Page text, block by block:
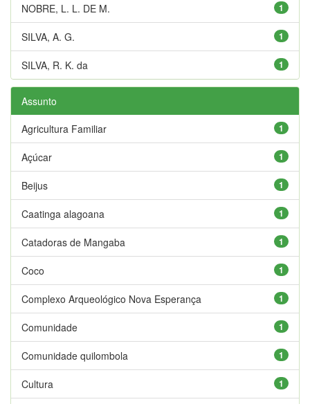
1
NOBRE, L. L. DE M.
1
SILVA, A. G.
1
SILVA, R. K. da
Assunto
1
Agricultura Familiar
1
Açúcar
1
Beijus
1
Caatinga alagoana
1
Catadoras de Mangaba
1
Coco
1
Complexo Arqueológico Nova Esperança
1
Comunidade
1
Comunidade quilombola
1
Cultura